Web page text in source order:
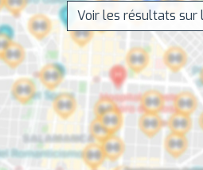
Voir les résultats sur